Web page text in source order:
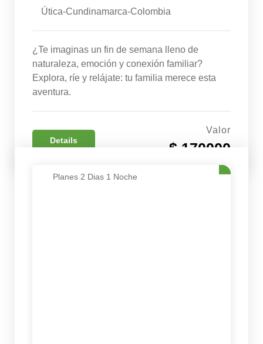
Útica-Cundinamarca-Colombia
¿Te imaginas un fin de semana lleno de
naturaleza, emoción y conexión familiar?
Explora, ríe y relájate: tu familia merece esta
aventura.
Details
Valor
$ 170000
Planes 2 Dias 1 Noche